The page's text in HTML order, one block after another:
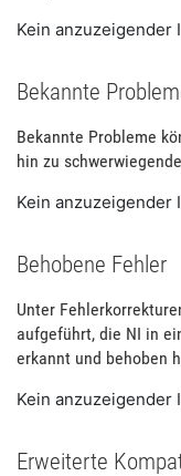
Kein anzuzeigender
Bekannte
Bekannte Probleme
hin zu
Kein anzuzeigender
Behobene Fehler
Unter
aufgeführt, die NI in
erkannt und behoben
Kein anzuzeigender
Erweiterte